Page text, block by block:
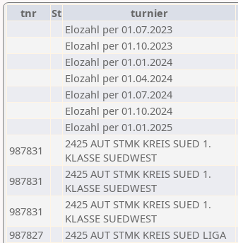
tnr
St turnier
Elozahl per 01.07.2023
Elozahl per 01.10.2023
Elozahl per 01.01.2024
Elozahl per 01.04.2024
Elozahl per 01.07.2024
Elozahl per 01.10.2024
Elozahl per 01.01.2025
987831
2425 AUT STMK KREIS SUED 1.
KLASSE SUEDWEST
987831
2425 AUT STMK KREIS SUED 1.
KLASSE SUEDWEST
987831
2425 AUT STMK KREIS SUED 1.
KLASSE SUEDWEST
987827
2425 AUT STMK KREIS SUED LIGA